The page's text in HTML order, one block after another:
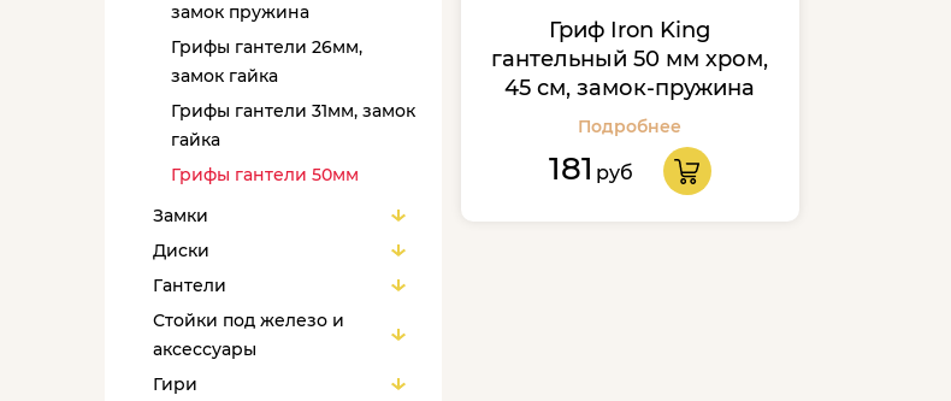
замок пружина
Грифы гантели 26мм,
замок гайка
Грифы гантели 31мм, замок
гайка
Грифы гантели 50мм
Замки
Диски
Гантели
Стойки под железо и
аксессуары
Гири
Гриф Iron King
гантельный 50 мм хром,
45 см, замок-пружина
Подробнее
181 руб